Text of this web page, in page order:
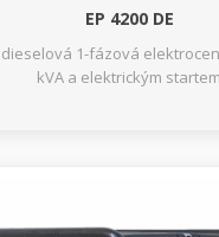
EP 4200 DE
1-fázová
kVA a elektrickým startem